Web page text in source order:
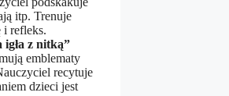
itp. Trenuje
i refleks.
igła z nitką”
emblematy
recytuje
dzieci jest